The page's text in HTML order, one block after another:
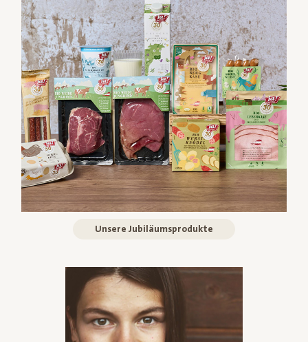
Unsere Jubiläumsprodukte